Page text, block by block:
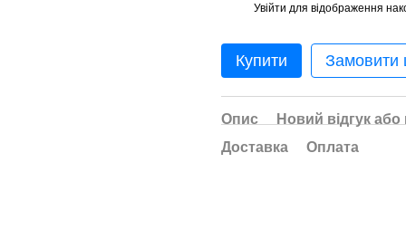
Увійти для відображення
Купити Замовити
Опис
Новий відгук
Доставка
Оплата